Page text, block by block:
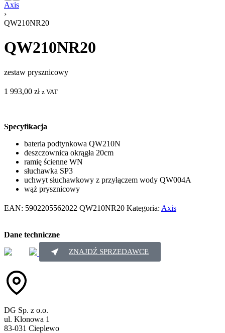
Axis
›
QW210NR20
QW210NR20
zestaw prysznicowy
1 993,00 zł z VAT
Specyfikacja
bateria podtynkowa QW210N
deszczownica okrągła 20cm
ramię ścienne WN
słuchawka SP3
uchwyt słuchawkowy z przyłączem wody QW004A
wąż prysznicowy
EAN: 5902205562022 QW210NR20 Kategoria: Axis
Dane techniczne
ZNAJDŹ SPRZEDAWCE
DG Sp. z o.o.
ul. Klonowa 1
83-031 Cieplewo